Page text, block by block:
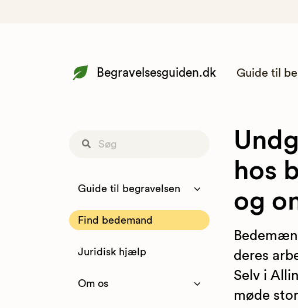
Begravelsesguiden.dk Guide til
Guide til begravelsen
Find bedemand
Juridisk hjælp
Om os
hos
og
deres
Selv i
møde